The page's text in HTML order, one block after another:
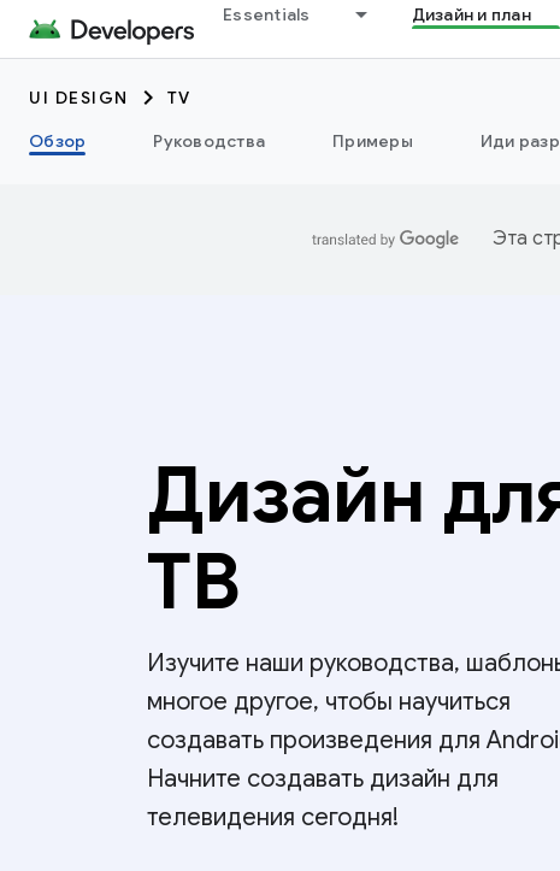
Essentials Дизайн и план
UI DESIGN
TV
Обзор
Руководства Примеры Иди
Эта
Дизайн
ТВ
Изучите наши руководства,
многое другое, чтобы научиться
создавать произведения для
Начните создавать дизайн для
телевидения сегодня!